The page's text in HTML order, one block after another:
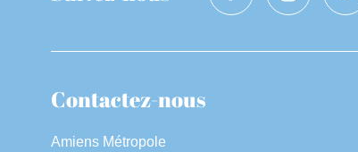
Contactez-nous
Amiens Métropole